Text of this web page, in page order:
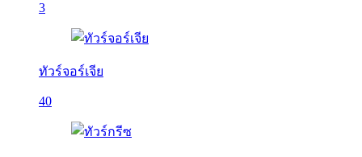
3
ทัวร์จอร์เจีย
40